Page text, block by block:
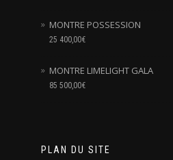
MONTRE POSSESSION
25 400,00€
MONTRE LIMELIGHT GALA
85 500,00€
PLAN DU SITE